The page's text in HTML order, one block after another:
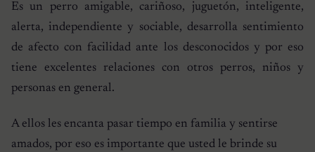
Es un perro amigable, cariñoso, juguetón, inteligente,
alerta, independiente y sociable, desarrolla sentimiento
de afecto con facilidad ante los desconocidos y por eso
tiene excelentes relaciones con otros perros, niños y
personas en general.
A ellos les encanta pasar tiempo en familia y sentirse
amados, por eso es importante que usted le brinde su